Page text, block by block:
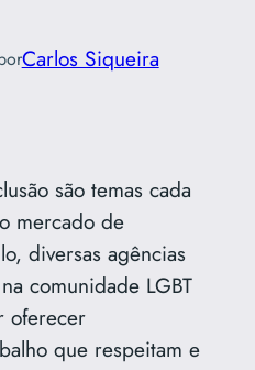
Carlos Siqueira
são temas cada
mercado de
diversas agências
comunidade LGBT
oferecer
que respeitam e